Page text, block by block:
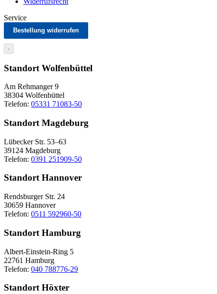
Service
Bestellung widerrufen
‹
Standort Wolfenbüttel
Am Rehmanger 9
38304 Wolfenbüttel
Telefon: 05331 71083-50
Standort Magdeburg
Lübecker Str. 53–63
39124 Magdeburg
Telefon: 0391 251909-50
Standort Hannover
Rendsburger Str. 24
30659 Hannover
Telefon: 0511 592960-50
Standort Hamburg
Albert-Einstein-Ring 5
22761 Hamburg
Telefon: 040 788776-29
Standort Höxter